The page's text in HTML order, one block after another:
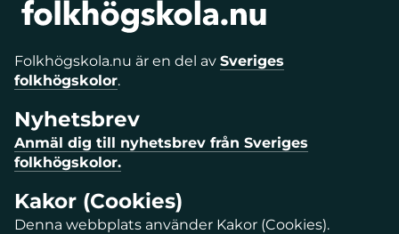
Folkhögskola.nu är en del av Sveriges
folkhögskolor.
Nyhetsbrev
Anmäl dig till nyhetsbrev från Sveriges
folkhögskolor.
Kakor (Cookies)
Denna webbplats använder Kakor (Cookies).